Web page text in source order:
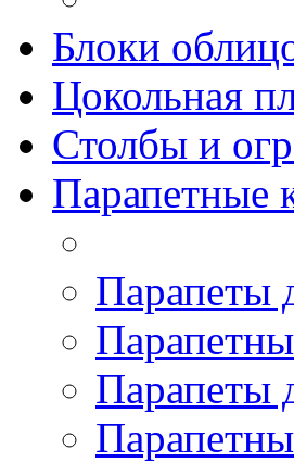
Блоки
Цокольная
Столбы и
Парапетные
Парапеты
Парапеты